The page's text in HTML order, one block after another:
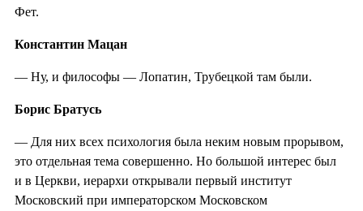
Фет.
Константин Мацан
— Ну, и философы — Лопатин, Трубецкой там были.
Борис Братусь
— Для них всех психология была неким новым прорывом,
это отдельная тема совершенно. Но большой интерес был
и в Церкви, иерархи открывали первый институт
Московский при императорском Московском